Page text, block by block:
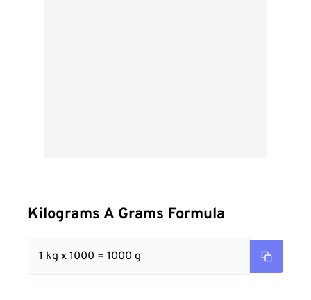
Kilograms A Grams Formula
1 kg x 1000 = 1000 g